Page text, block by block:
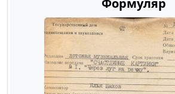
Формуляр